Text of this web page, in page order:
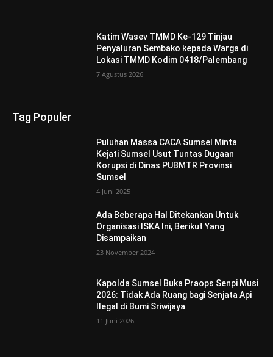
Katim Wasev TMMD Ke-129 Tinjau
Penyaluran Sembako kepada Warga di
Lokasi TMMD Kodim 0418/Palembang
7 Agustus 2026
Tag Populer
Puluhan Massa CACA Sumsel Minta
Kejati Sumsel Usut Tuntas Dugaan
Korupsi di Dinas PUBMTR Provinsi
Sumsel
4 Juni 2025
Ada Beberapa Hal Ditekankan Untuk
Organisasi ISKA Ini, Berikut Yang
Disampaikan
23 November 2024
Kapolda Sumsel Buka Praops Senpi Musi
2026: Tidak Ada Ruang bagi Senjata Api
Ilegal di Bumi Sriwijaya
11 Juni 2026